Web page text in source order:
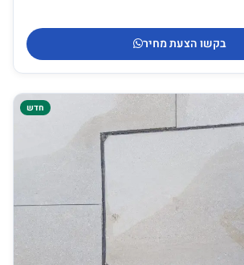
בקשו הצעת מחיר
חדש